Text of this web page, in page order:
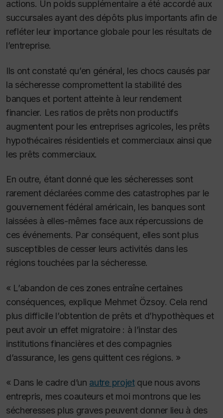
actions. Un poids supplémentaire a été accordé aux
succursales ayant des dépôts plus importants afin de
refléter leur importance globale pour les résultats de
l’entreprise.
Ils ont constaté qu’en général, les chocs causés par
la sécheresse compromettent la stabilité des
banques et portent atteinte à leur rendement
financier. Les ratios de prêts non productifs
augmentent pour les entreprises agricoles, les prêts
hypothécaires résidentiels et commerciaux ainsi que
les prêts commerciaux.
En outre, étant donné que les sécheresses sont
rarement déclarées comme des catastrophes par le
gouvernement fédéral américain, les banques sont
laissées à elles-mêmes face aux répercussions de
ces événements. Par conséquent, elles sont plus
susceptibles de cesser leurs activités dans les
régions touchées par la sécheresse.
« L’abandon de ces zones entraîne certaines
conséquences, explique Mehmet Özsoy. Cela rend
plus difficile l’obtention de prêts et d’hypothèques et
peut avoir un effet migratoire : à l’instar des
institutions financières et des compagnies
d’assurance, les gens quittent ces régions. »
« Dans le cadre d’un autre projetque nous avons
entrepris, mes coauteurs et moi montrons que les
sécheresses plus graves peuvent donner lieu à des